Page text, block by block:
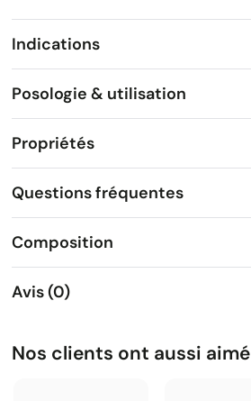
Indications
Posologie & utilisation
Propriétés
Questions fréquentes
Composition
Avis (0)
Nos clients ont aussi aimé